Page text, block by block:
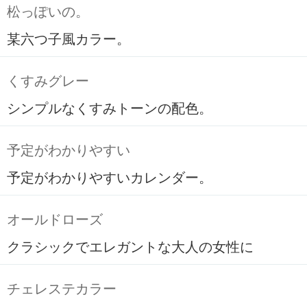
松っぽいの。
某六つ子風カラー。
くすみグレー
シンプルなくすみトーンの配色。
予定がわかりやすい
予定がわかりやすいカレンダー。
オールドローズ
クラシックでエレガントな大人の女性に
チェレステカラー